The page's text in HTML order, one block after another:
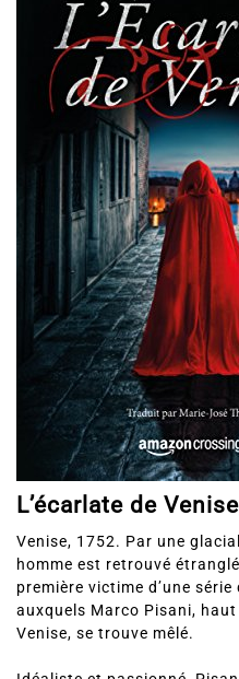
L’écarlate de
homme est retrouvé
première victime d’une
auxquels Marco Pisani,
Venise, se trouve mêlé.